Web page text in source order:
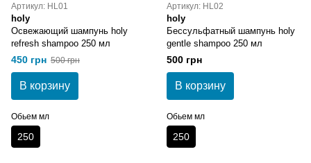
Артикул: HL01
holy
Освежающий шампунь holy
refresh shampoo 250 мл
450 грн 500 грн
В корзину
Обьем мл
250
Артикул: HL02
holy
Бессульфатный шампунь holy
gentle shampoo 250 мл
500 грн
В корзину
Обьем мл
250